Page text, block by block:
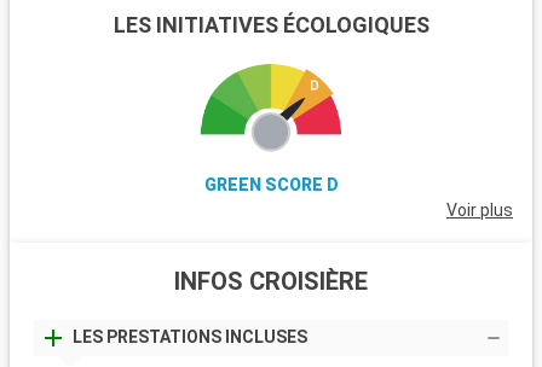
LES INITIATIVES ÉCOLOGIQUES
GREEN SCORE D
Voir plus
INFOS CROISIÈRE
LES PRESTATIONS INCLUSES